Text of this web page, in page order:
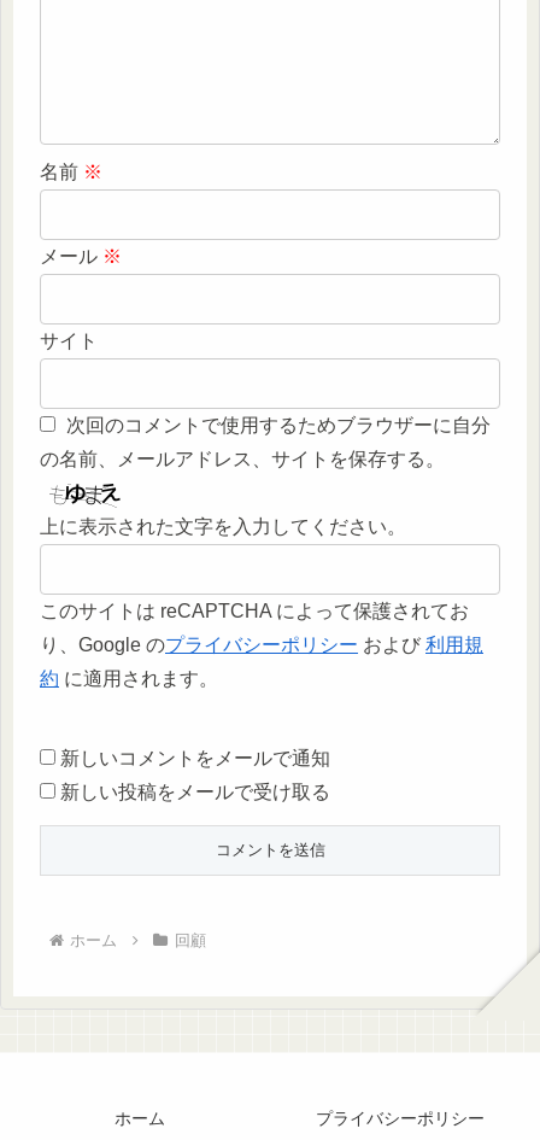
名前 ※
メール ※
サイト
次回のコメントで使用するためブラウザーに自分
の名前、メールアドレス、サイトを保存する。
上に表示された文字を入力してください。
このサイトは reCAPTCHA によって保護されてお
り、Google のプライバシーポリシー および 利用規
約 に適用されます。
新しいコメントをメールで通知
新しい投稿をメールで受け取る
ホーム 回顧
ホーム プライバシーポリシー